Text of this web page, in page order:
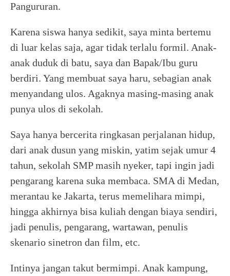
Pangururan.
Karena siswa hanya sedikit, saya minta bertemu
di luar kelas saja, agar tidak terlalu formil. Anak-
anak duduk di batu, saya dan Bapak/Ibu guru
berdiri. Yang membuat saya haru, sebagian anak
menyandang ulos. Agaknya masing-masing anak
punya ulos di sekolah.
Saya hanya bercerita ringkasan perjalanan hidup,
dari anak dusun yang miskin, yatim sejak umur 4
tahun, sekolah SMP masih nyeker, tapi ingin jadi
pengarang karena suka membaca. SMA di Medan,
merantau ke Jakarta, terus memelihara mimpi,
hingga akhirnya bisa kuliah dengan biaya sendiri,
jadi penulis, pengarang, wartawan, penulis
skenario sinetron dan film, etc.
Intinya jangan takut bermimpi. Anak kampung,